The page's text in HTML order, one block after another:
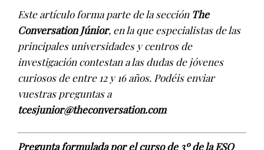
Este artículo forma parte de la sección The
Conversation Júnior, en la que especialistas de las
principales universidades y centros de
investigación contestan a las dudas de jóvenes
curiosos de entre 12 y 16 años. Podéis enviar
vuestras preguntas a
tcesjunior@theconversation.com
Pregunta formulada por el curso de 3º de la ESO